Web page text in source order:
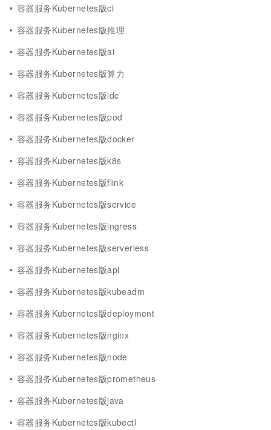
容器服务Kubernetes版ci
容器服务Kubernetes版推理
容器服务Kubernetes版ai
容器服务Kubernetes版算力
容器服务Kubernetes版idc
容器服务Kubernetes版pod
容器服务Kubernetes版docker
容器服务Kubernetes版k8s
容器服务Kubernetes版flink
容器服务Kubernetes版service
容器服务Kubernetes版ingress
容器服务Kubernetes版serverless
容器服务Kubernetes版api
容器服务Kubernetes版kubeadm
容器服务Kubernetes版deployment
容器服务Kubernetes版nginx
容器服务Kubernetes版node
容器服务Kubernetes版prometheus
容器服务Kubernetes版java
容器服务Kubernetes版kubectl